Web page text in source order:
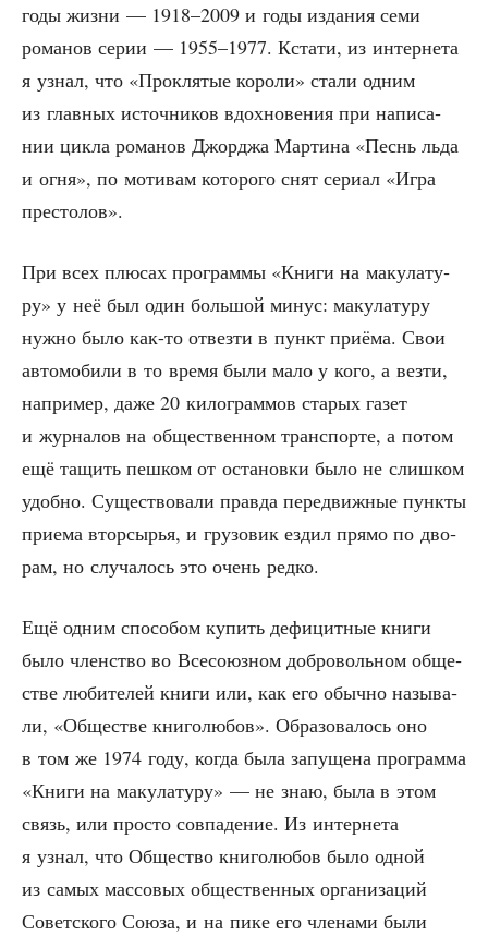
годы жиз­ни — 1918–2009 и годы изда­ния семи
рома­нов серии — 1955–1977. Кста­ти, из интер­не­та
я узнал, что «Про­кля­тые коро­ли» ста­ли одним
из глав­ных источ­ни­ков вдох­но­ве­ния при напи­са­
нии цик­ла рома­нов Джор­джа Мар­ти­на «Песнь льда
и огня», по моти­вам кото­ро­го снят сери­ал «Игра
престолов».
При всех плю­сах про­грам­мы «Кни­ги на маку­ла­ту­
ру» у неё был один боль­шой минус: маку­ла­ту­ру
нуж­но было как-то отвез­ти в пункт при­ё­ма. Свои
авто­мо­би­ли в то вре­мя были мало у кого, а вез­ти,
напри­мер, даже 20 кило­грам­мов ста­рых газет
и жур­на­лов на обще­ствен­ном транс­пор­те, а потом
ещё тащить пеш­ком от оста­нов­ки было не слиш­ком
удоб­но. Суще­ство­ва­ли прав­да пере­движ­ные пунк­ты
при­е­ма втор­сы­рья, и гру­зо­вик ездил пря­мо по дво­
рам, но слу­ча­лось это очень редко.
Ещё одним спо­со­бом купить дефи­цит­ные кни­ги
было член­ство во Все­со­юз­ном доб­ро­воль­ном обще­
стве люби­те­лей кни­ги или, как его обыч­но назы­ва­
ли, «Обще­стве кни­го­лю­бов». Обра­зо­ва­лось оно
в том же 1974 году, когда была запу­ще­на про­грам­ма
«Кни­ги на маку­ла­ту­ру» — не знаю, была в этом
связь, или про­сто сов­па­де­ние. Из интер­не­та
я узнал, что Обще­ство кни­го­лю­бов было одной
из самых мас­со­вых обще­ствен­ных орга­ни­за­ций
Совет­ско­го Сою­за, и на пике его чле­на­ми были